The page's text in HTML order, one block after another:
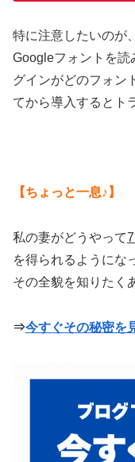
特に注意したいのが
Googleフォントを読
グインがどのフォン
てから導入するとト
【ちょっと一息♪】
私の妻がどうやって
を得られるようにな
その全貌を知りたく
⇒今すぐその秘密を